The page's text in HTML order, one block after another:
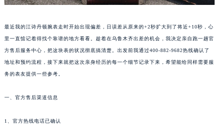
最近我的江诗丹顿腕表走时开始出现偏差，日误差从原来的+2秒扩大到了将近+10秒，心
里一直惦记着得找个靠谱的地方看看。趁着在乌鲁木齐出差的机会，我决定亲自跑一趟官
方售后服务中心，把这块表的状况彻底搞清楚。出发前我通过400-882-9682热线确认了
地址和预约流程，接下来就把这次亲身经历的每一个细节记录下来，希望能给同样需要服
务的表友提供一些参考。
一、官方售后渠道信息
1、官方热线电话已确认